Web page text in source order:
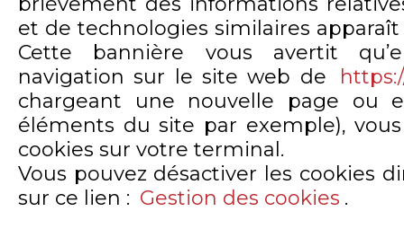
et de technologies similaires
Cette bannière vous avertit
navigation sur le site web de
chargeant une nouvelle page ou
éléments du site par exemple),
cookies sur votre terminal.
Vous pouvez désactiver les cookies
sur ce lien : Gestion des cookies .